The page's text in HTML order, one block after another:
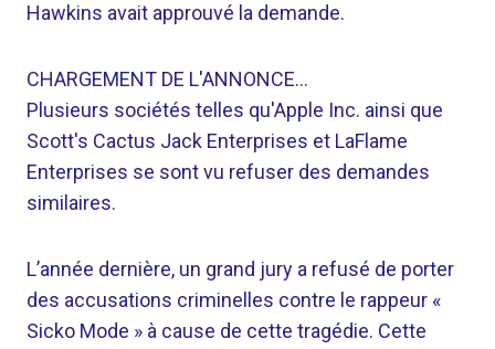
Hawkins avait approuvé la demande.
CHARGEMENT DE L'ANNONCE…
Plusieurs sociétés telles qu'Apple Inc. ainsi que
Scott's Cactus Jack Enterprises et LaFlame
Enterprises se sont vu refuser des demandes
similaires.
L’année dernière, un grand jury a refusé de porter
des accusations criminelles contre le rappeur «
Sicko Mode » à cause de cette tragédie. Cette